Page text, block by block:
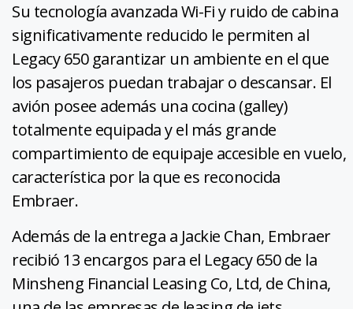
Su tecnología avanzada Wi-Fi y ruido de cabina
significativamente reducido le permiten al
Legacy 650 garantizar un ambiente en el que
los pasajeros puedan trabajar o descansar. El
avión posee además una cocina (galley)
totalmente equipada y el más grande
compartimiento de equipaje accesible en vuelo,
característica por la que es reconocida
Embraer.
Además de la entrega a Jackie Chan, Embraer
recibió 13 encargos para el Legacy 650 de la
Minsheng Financial Leasing Co, Ltd, de China,